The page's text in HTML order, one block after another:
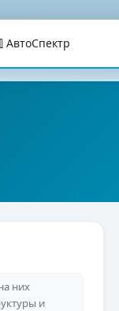
АвтоСпектр
них
и